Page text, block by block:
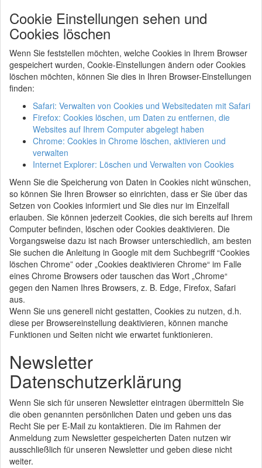
Cookie Einstellungen sehen und
Cookies löschen
Wenn Sie feststellen möchten, welche Cookies in Ihrem Browser
gespeichert wurden, Cookie-Einstellungen ändern oder Cookies
löschen möchten, können Sie dies in Ihren Browser-Einstellungen
finden:
Safari: Verwalten von Cookies und Websitedaten mit Safari
Firefox: Cookies löschen, um Daten zu entfernen, die
Websites auf Ihrem Computer abgelegt haben
Chrome: Cookies in Chrome löschen, aktivieren und
verwalten
Internet Explorer: Löschen und Verwalten von Cookies
Wenn Sie die Speicherung von Daten in Cookies nicht wünschen,
so können Sie Ihren Browser so einrichten, dass er Sie über das
Setzen von Cookies informiert und Sie dies nur im Einzelfall
erlauben. Sie können jederzeit Cookies, die sich bereits auf Ihrem
Computer befinden, löschen oder Cookies deaktivieren. Die
Vorgangsweise dazu ist nach Browser unterschiedlich, am besten
Sie suchen die Anleitung in Google mit dem Suchbegriff “Cookies
löschen Chrome” oder „Cookies deaktivieren Chrome“ im Falle
eines Chrome Browsers oder tauschen das Wort „Chrome“
gegen den Namen Ihres Browsers, z. B. Edge, Firefox, Safari
aus.
Wenn Sie uns generell nicht gestatten, Cookies zu nutzen, d.h.
diese per Browsereinstellung deaktivieren, können manche
Funktionen und Seiten nicht wie erwartet funktionieren.
Newsletter
Datenschutzerklärung
Wenn Sie sich für unseren Newsletter eintragen übermitteln Sie
die oben genannten persönlichen Daten und geben uns das
Recht Sie per E-Mail zu kontaktieren. Die im Rahmen der
Anmeldung zum Newsletter gespeicherten Daten nutzen wir
ausschließlich für unseren Newsletter und geben diese nicht
weiter.